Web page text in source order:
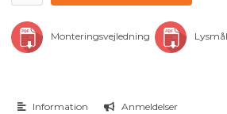
Monteringsvejledning
Information Anmeldelser